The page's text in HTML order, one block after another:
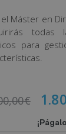
Máster en
todas
para
€